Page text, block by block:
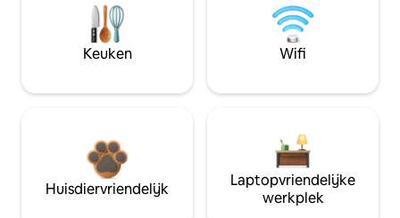
Keuken Wifi
Huisdiervriendelijk
Laptopvriendelijke
werkplek